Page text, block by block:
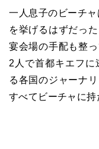
一人息子のビーチ
を挙げるはずだっ
宴会場の手配も整
2人で首都キエフ
る各国のジャーナ
すべてビーチャに持